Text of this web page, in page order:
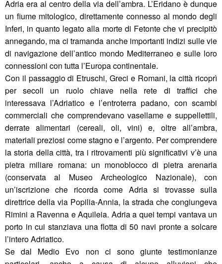
Adria era al centro della via dell’ambra. L’Eridano è dunque
un fiume mitologico, direttamente connesso al mondo degli
Inferi, in quanto legato alla morte di Fetonte che vi precipitò
annegando, ma ci tramanda anche importanti indizi sulle vie
di navigazione dell’antico mondo Mediterraneo e sulle loro
connessioni con tutta l’Europa continentale.
Con il passaggio di Etruschi, Greci e Romani, la città ricoprì
per secoli un ruolo chiave nella rete di traffici che
interessava l’Adriatico e l’entroterra padano, con scambi
commerciali che comprendevano vasellame e suppellettili,
derrate alimentari (cereali, oli, vini) e, oltre all’ambra,
materiali preziosi come stagno e l’argento. Per comprendere
la storia della città, tra i ritrovamenti più significativi v’è una
pietra miliare romana: un monoblocco di pietra arenaria
(conservata al Museo Archeologico Nazionale), con
un’iscrizione che ricorda come Adria si trovasse sulla
direttrice della via Popilia-Annia, la strada che congiungeva
Rimini a Ravenna e Aquileia. Adria a quei tempi vantava un
porto in cui stanziava una flotta di 50 navi pronte a solcare
l’intero Adriatico.
Se dal Medio Evo non ci sono giunte testimonianze